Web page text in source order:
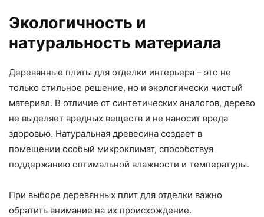
Экологичность и
натуральность материала
Деревянные плиты для отделки интерьера – это не
только стильное решение, но и экологически чистый
материал. В отличие от синтетических аналогов, дерево
не выделяет вредных веществ и не наносит вреда
здоровью. Натуральная древесина создает в
помещении особый микроклимат, способствуя
поддержанию оптимальной влажности и температуры.
При выборе деревянных плит для отделки важно
обратить внимание на их происхождение.